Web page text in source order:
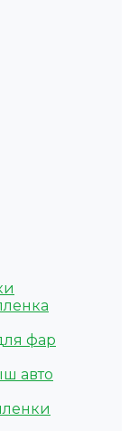
фар
авто